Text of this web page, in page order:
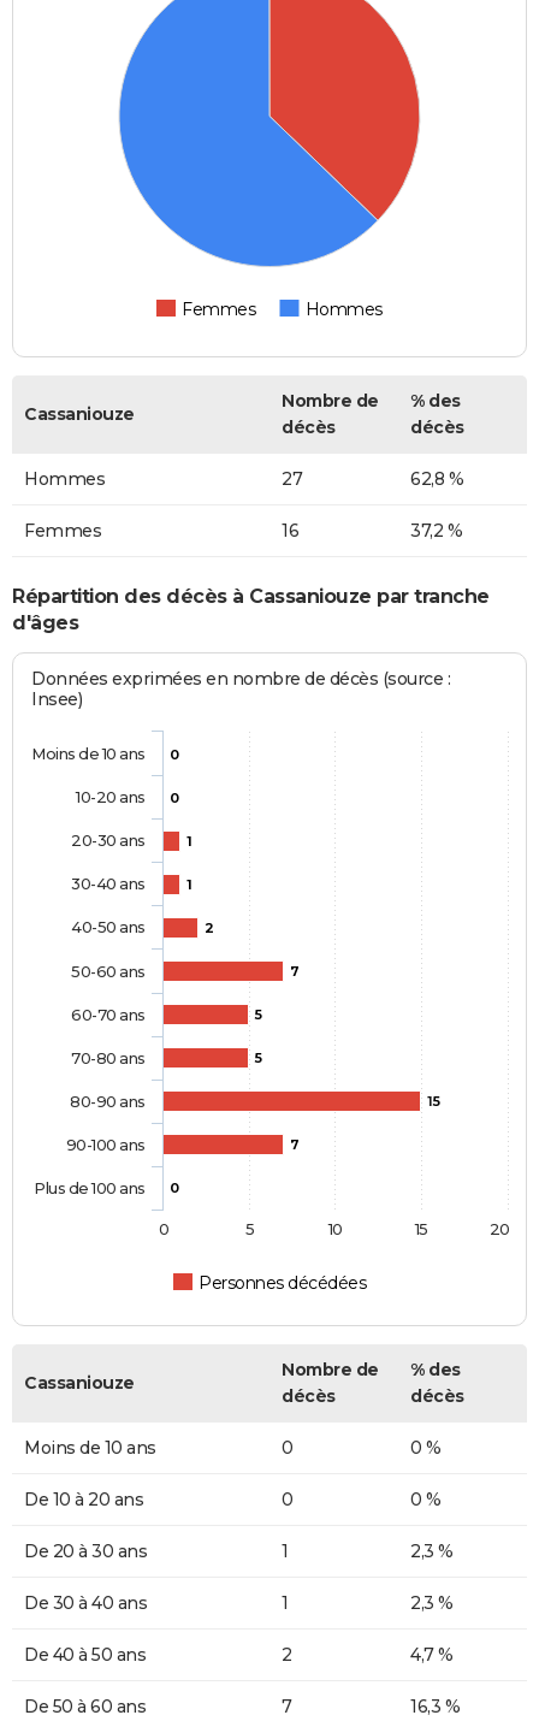
Femmes Hommes
Cassaniouze
Nombre de
décès
% des
décès
Hommes 27 62,8 %
Femmes 16 37,2 %
Répartition des décès à Cassaniouze par tranche
d'âges
Données exprimées en nombre de décès (source :
Insee)
0
0
1
1
2
7
5
5
15
7
0
Personnes décédées
Moins de 10 ans
10-20 ans
20-30 ans
30-40 ans
40-50 ans
50-60 ans
60-70 ans
70-80 ans
80-90 ans
90-100 ans
Plus de 100 ans
0 5 10 15 20
Cassaniouze
Nombre de
décès
% des
décès
Moins de 10 ans 0 0 %
De 10 à 20 ans 0 0 %
De 20 à 30 ans 1 2,3 %
De 30 à 40 ans 1 2,3 %
De 40 à 50 ans 2 4,7 %
De 50 à 60 ans 7 16,3 %